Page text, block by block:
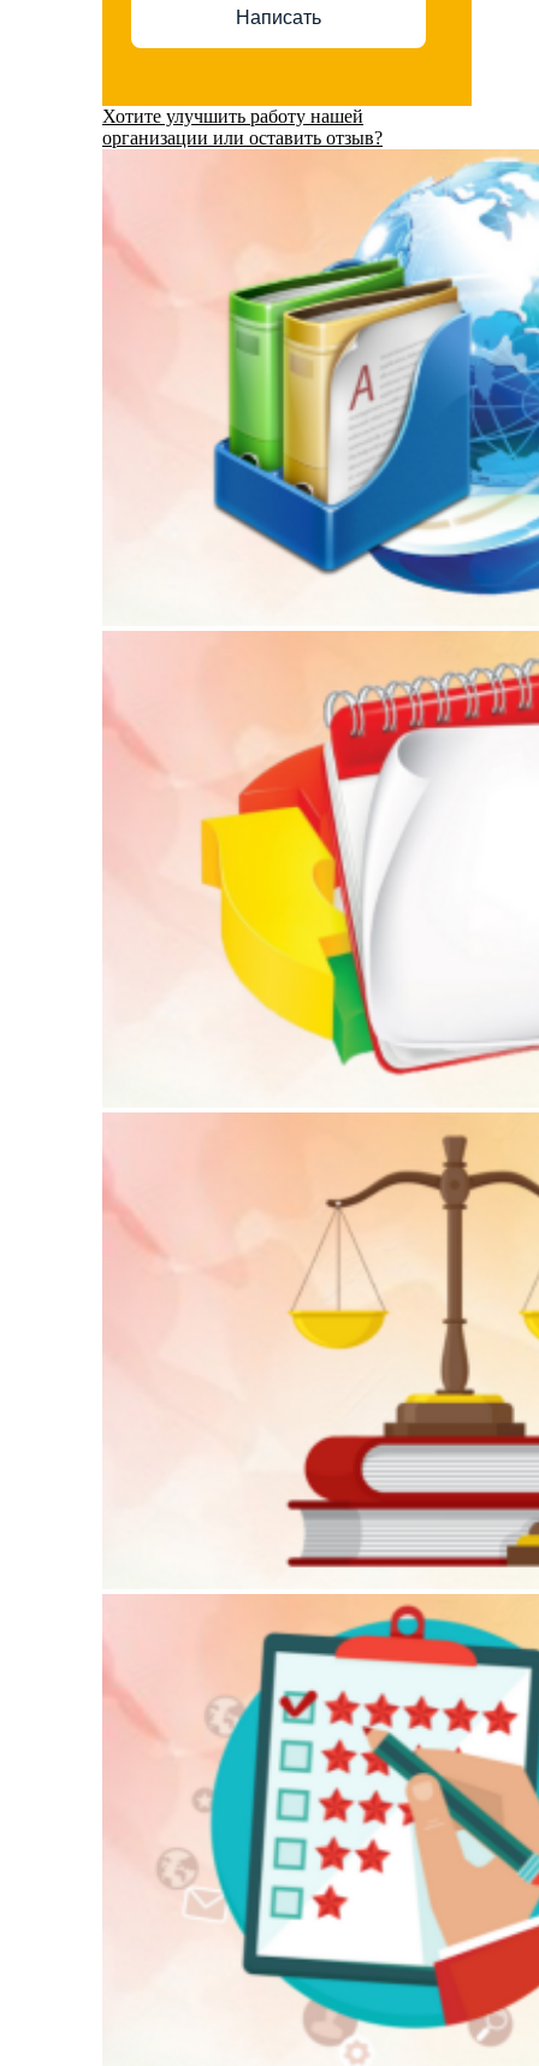
Написать
Хотите улучшить работу нашей
организации или оставить отзыв?